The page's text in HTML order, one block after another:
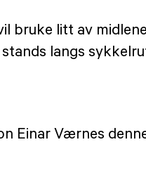
bruke litt av
langs
Einar Værnes